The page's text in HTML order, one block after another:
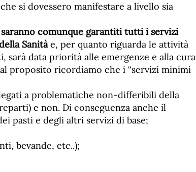
si dovessero manifestare a livello sia
saranno comunque garantiti tutti i servizi
Sanitàe, per quanto riguarda le attività
sarà data priorità alle emergenze e alla cura
proposito ricordiamo che i “servizi minimi
a problematiche non-differibili della
e non. Di conseguenza anche il
pasti e degli altri servizi di base;
bevande, etc..);